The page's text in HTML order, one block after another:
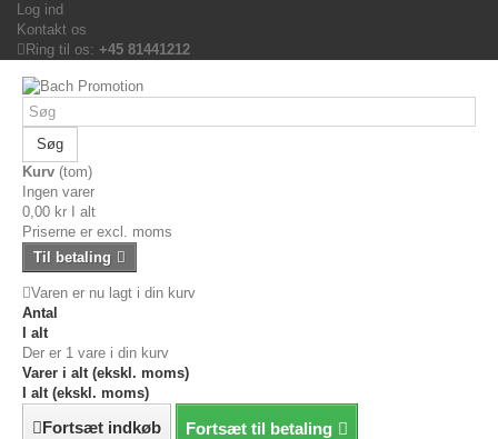
Log ind
Kontakt os
Ring til os: +45 81441212
Søg
Kurv (tom)
Ingen varer
0,00 kr
I alt
Priserne er excl. moms
Til betaling
Varen er nu lagt i din kurv
Antal
I alt
Der er 1 vare i din kurv
Varer i alt (ekskl. moms)
I alt (ekskl. moms)
Fortsæt indkøb Fortsæt til betaling